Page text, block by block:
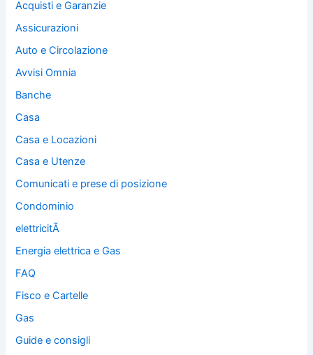
Acquisti e Garanzie
Assicurazioni
Auto e Circolazione
Avvisi Omnia
Banche
Casa
Casa e Locazioni
Casa e Utenze
Comunicati e prese di posizione
Condominio
elettricitÃ
Energia elettrica e Gas
FAQ
Fisco e Cartelle
Gas
Guide e consigli